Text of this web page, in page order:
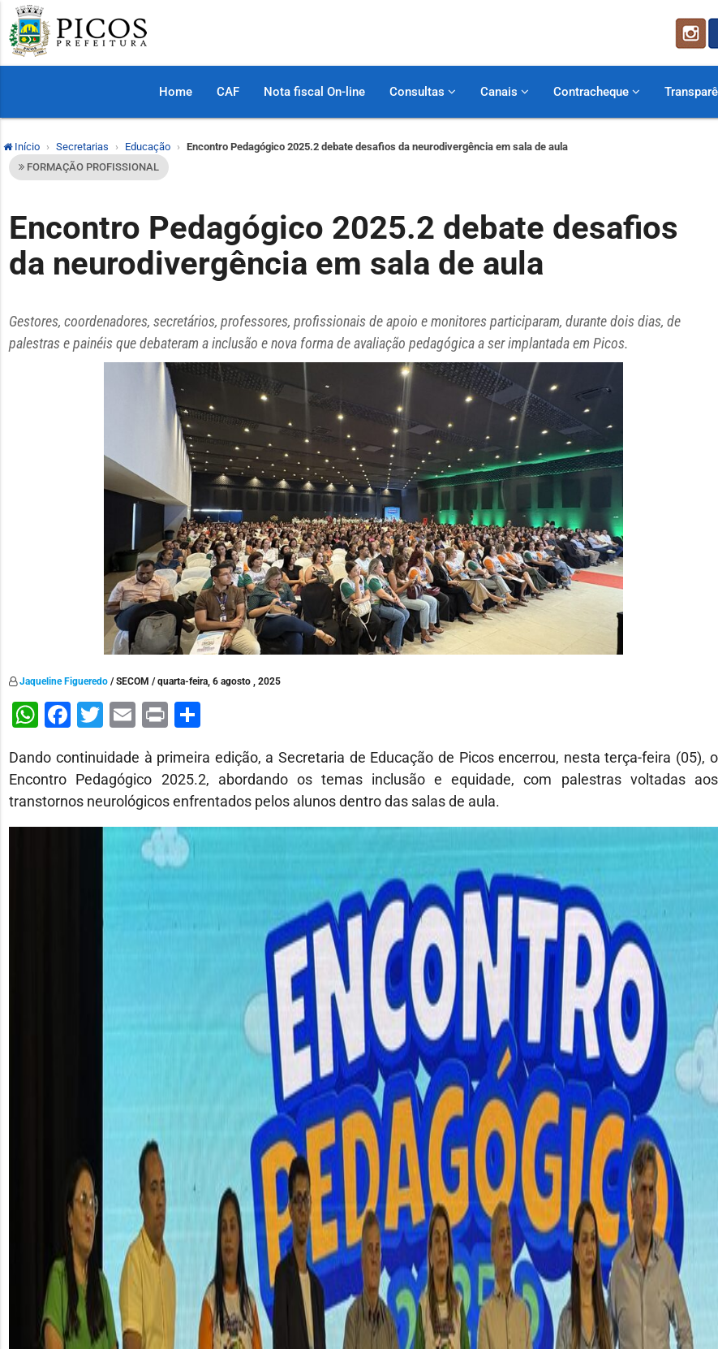
Home CAF Nota fiscal On-line Consultas Canais Contracheque
Início Secretarias Educação
Encontro Pedagógico 2025.2 debate desafios da neurodivergência em sala de aula
FORMAÇÃO PROFISSIONAL
Encontro Pedagógico 2025.2 debate desafios
da neurodivergência em sala de aula
Gestores, coordenadores, secretários, professores, profissionais de apoio e monitores participaram, durante dois dias, de
palestras e painéis que debateram a inclusão e nova forma de avaliação pedagógica a ser implantada em Picos.
Jaqueline Figueredo / SECOM / quarta-feira, 6 agosto , 2025
WhatsApp
Facebook
Twitter
Email
Print
Dando continuidade à primeira edição, a Secretaria de Educação de Picos encerrou, nesta terça-feira (05), o
Encontro Pedagógico 2025.2, abordando os temas inclusão e equidade, com palestras voltadas aos
transtornos neurológicos enfrentados pelos alunos dentro das salas de aula.